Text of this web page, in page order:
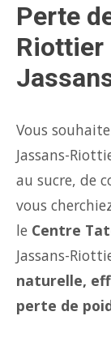
Perte
Riottier
Vous
Jassans-
au sucre, de
vous
le Centre
Jassans-
naturelle,
perte de